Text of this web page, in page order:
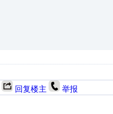
回复楼主 举报